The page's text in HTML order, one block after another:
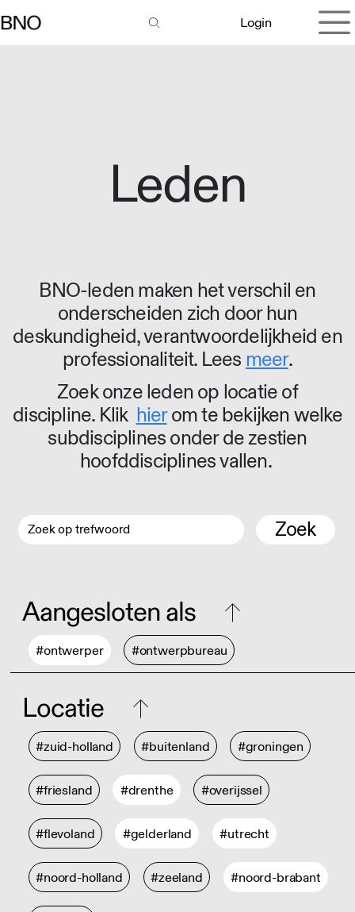
Login
Leden
BNO-leden maken het verschil en
onderscheiden zich door hun
deskundigheid, verantwoordelijkheid en
professionaliteit. Lees meer.
Zoek onze leden op locatie of
discipline. Klik hierom te bekijken welke
subdisciplines onder de zestien
hoofddisciplines vallen.
Zoek
Aangesloten als
#ontwerper #ontwerpbureau
Locatie
#zuid-holland #buitenland #groningen
#friesland #drenthe #overijssel
#flevoland #gelderland #utrecht
#noord-holland #zeeland #noord-brabant